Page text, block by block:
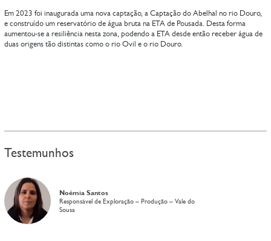
Em 2023 foi inaugurada uma nova captação, a Captação do Abelhal no rio Douro,
e construído um reservatório de água bruta na ETA de Pousada. Desta forma
aumentou-se a resiliência nesta zona, podendo a ETA desde então receber água de
duas origens tão distintas como o rio Ovil e o rio Douro.
Testemunhos
Noémia Santos
Responsável de Exploração – Produção – Vale do
Sousa